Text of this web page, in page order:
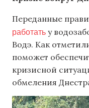
Переданные
работать у
Водэ. Как
поможет
кризисной
обмеления